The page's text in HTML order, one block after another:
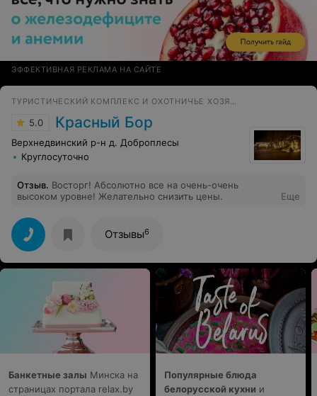
ЭФФЕКТИВНАЯ РЕКЛАМА НА САЙТЕ
ТУРИСТИЧЕСКИЙ КОМПЛЕКС И ОХОТНИЧЬЕ ХОЗЯЙСТВО
5.0 Красный Бор
Верхнедвинский р-н д. Доброплесы
Круглосуточно
Отзыв. Восторг! Абсолютно все на очень-очень
высоком уровне! Желательно снизить цены.
Еще
Отзывы6
Банкетные залы Минска на
страницах портала relax.by
Популярные блюда
белорусской кухни и